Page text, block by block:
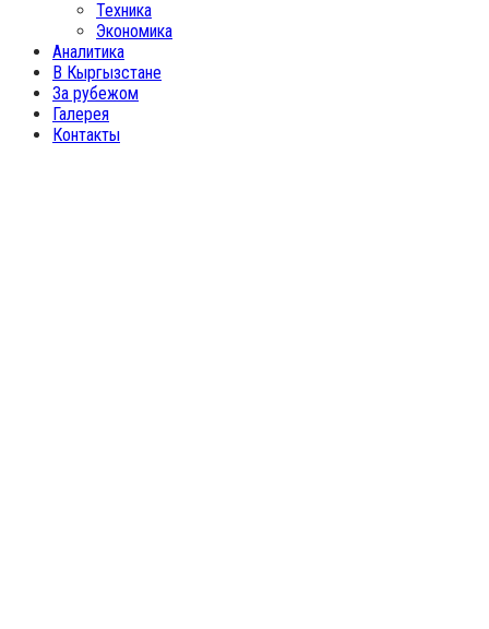
Техника
Экономика
Аналитика
В Кыргызстане
За рубежом
Галерея
Контакты